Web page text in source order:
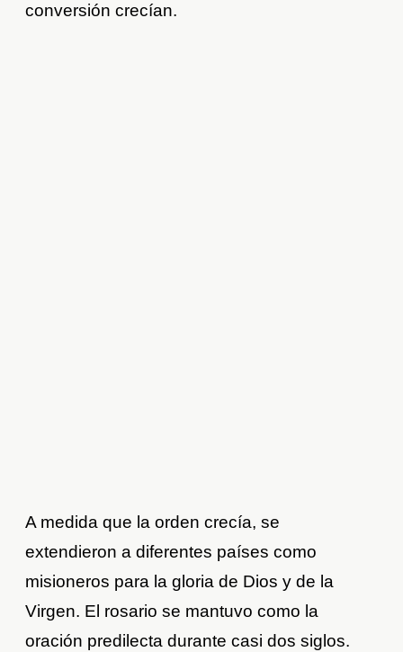
conversión crecían.
A medida que la orden crecía, se
extendieron a diferentes países como
misioneros para la gloria de Dios y de la
Virgen. El rosario se mantuvo como la
oración predilecta durante casi dos siglos.